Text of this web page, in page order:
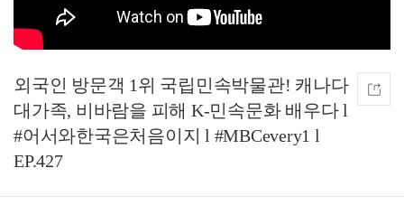
외국인 방문객 1위 국립민속박물관! 캐나다
대가족, 비바람을 피해 K-민속문화 배우다 l
#어서와한국은처음이지 l #MBCevery1 l
EP.427